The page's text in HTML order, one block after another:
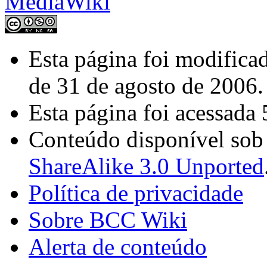
Esta página foi
de 31 de agosto de 2006.
Esta página foi acessada
Conteúdo disponível
ShareAlike 3.0 Unported
Política de privacidade
Sobre BCC Wiki
Alerta de conteúdo